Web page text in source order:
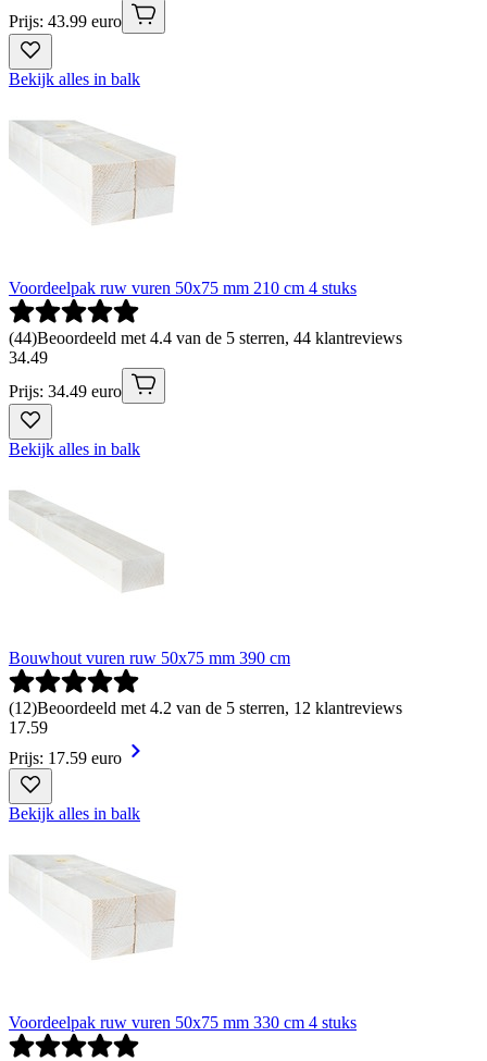
Prijs: 43.99 euro
Bekijk alles in balk
Voordeelpak ruw vuren 50x75 mm 210 cm 4 stuks
(44)Beoordeeld met 4.4 van de 5 sterren, 44 klantreviews
34.49
Prijs: 34.49 euro
Bekijk alles in balk
Bouwhout vuren ruw 50x75 mm 390 cm
(12)Beoordeeld met 4.2 van de 5 sterren, 12 klantreviews
17.59
Prijs: 17.59 euro
Bekijk alles in balk
Voordeelpak ruw vuren 50x75 mm 330 cm 4 stuks